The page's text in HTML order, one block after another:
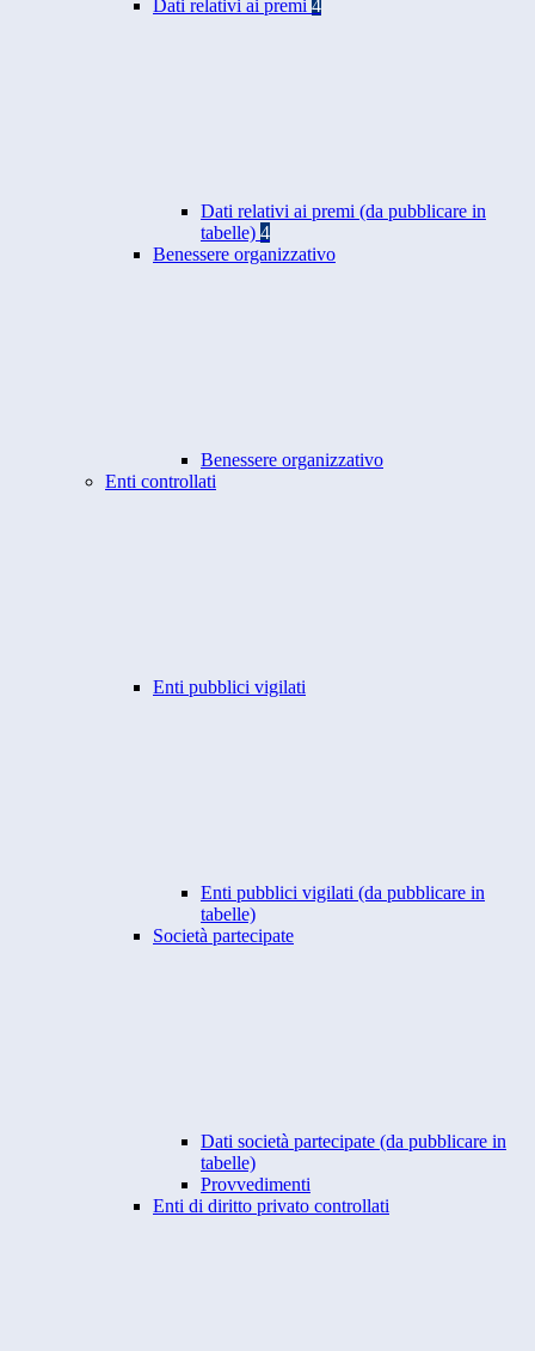
Dati relativi ai premi 4
Dati relativi ai premi (da pubblicare in
tabelle) 4
Benessere organizzativo
Benessere organizzativo
Enti controllati
Enti pubblici vigilati
Enti pubblici vigilati (da pubblicare in
tabelle)
Società partecipate
Dati società partecipate (da pubblicare in
tabelle)
Provvedimenti
Enti di diritto privato controllati